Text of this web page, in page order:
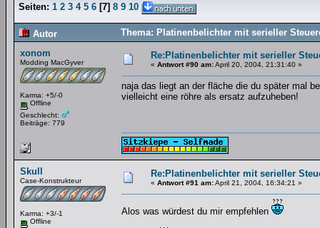
Seiten: 1 2 3 4 5 6 [7] 8 9 10
Autor
Thema: Platinenbelichter mit serieller
xonom
Modding MacGyver
Karma: +5/-0
Offline
Geschlecht:
Beiträge: 779
Re:Platinenbelichter mit serieller
« Antwort #90 am:April 20, 2004, 21:31:40 »
naja das liegt an der fläche die du später mal
vielleicht eine röhre als ersatz aufzuheben!
Skull
Case-Konstrukteur
Karma: +3/-1
Offline
Re:Platinenbelichter mit serieller
« Antwort #91 am:April 21, 2004, 16:34:21 »
Alos was würdest du mir empfehlen